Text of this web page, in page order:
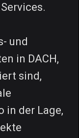
und
in DACH,
sind,
in der Lage,